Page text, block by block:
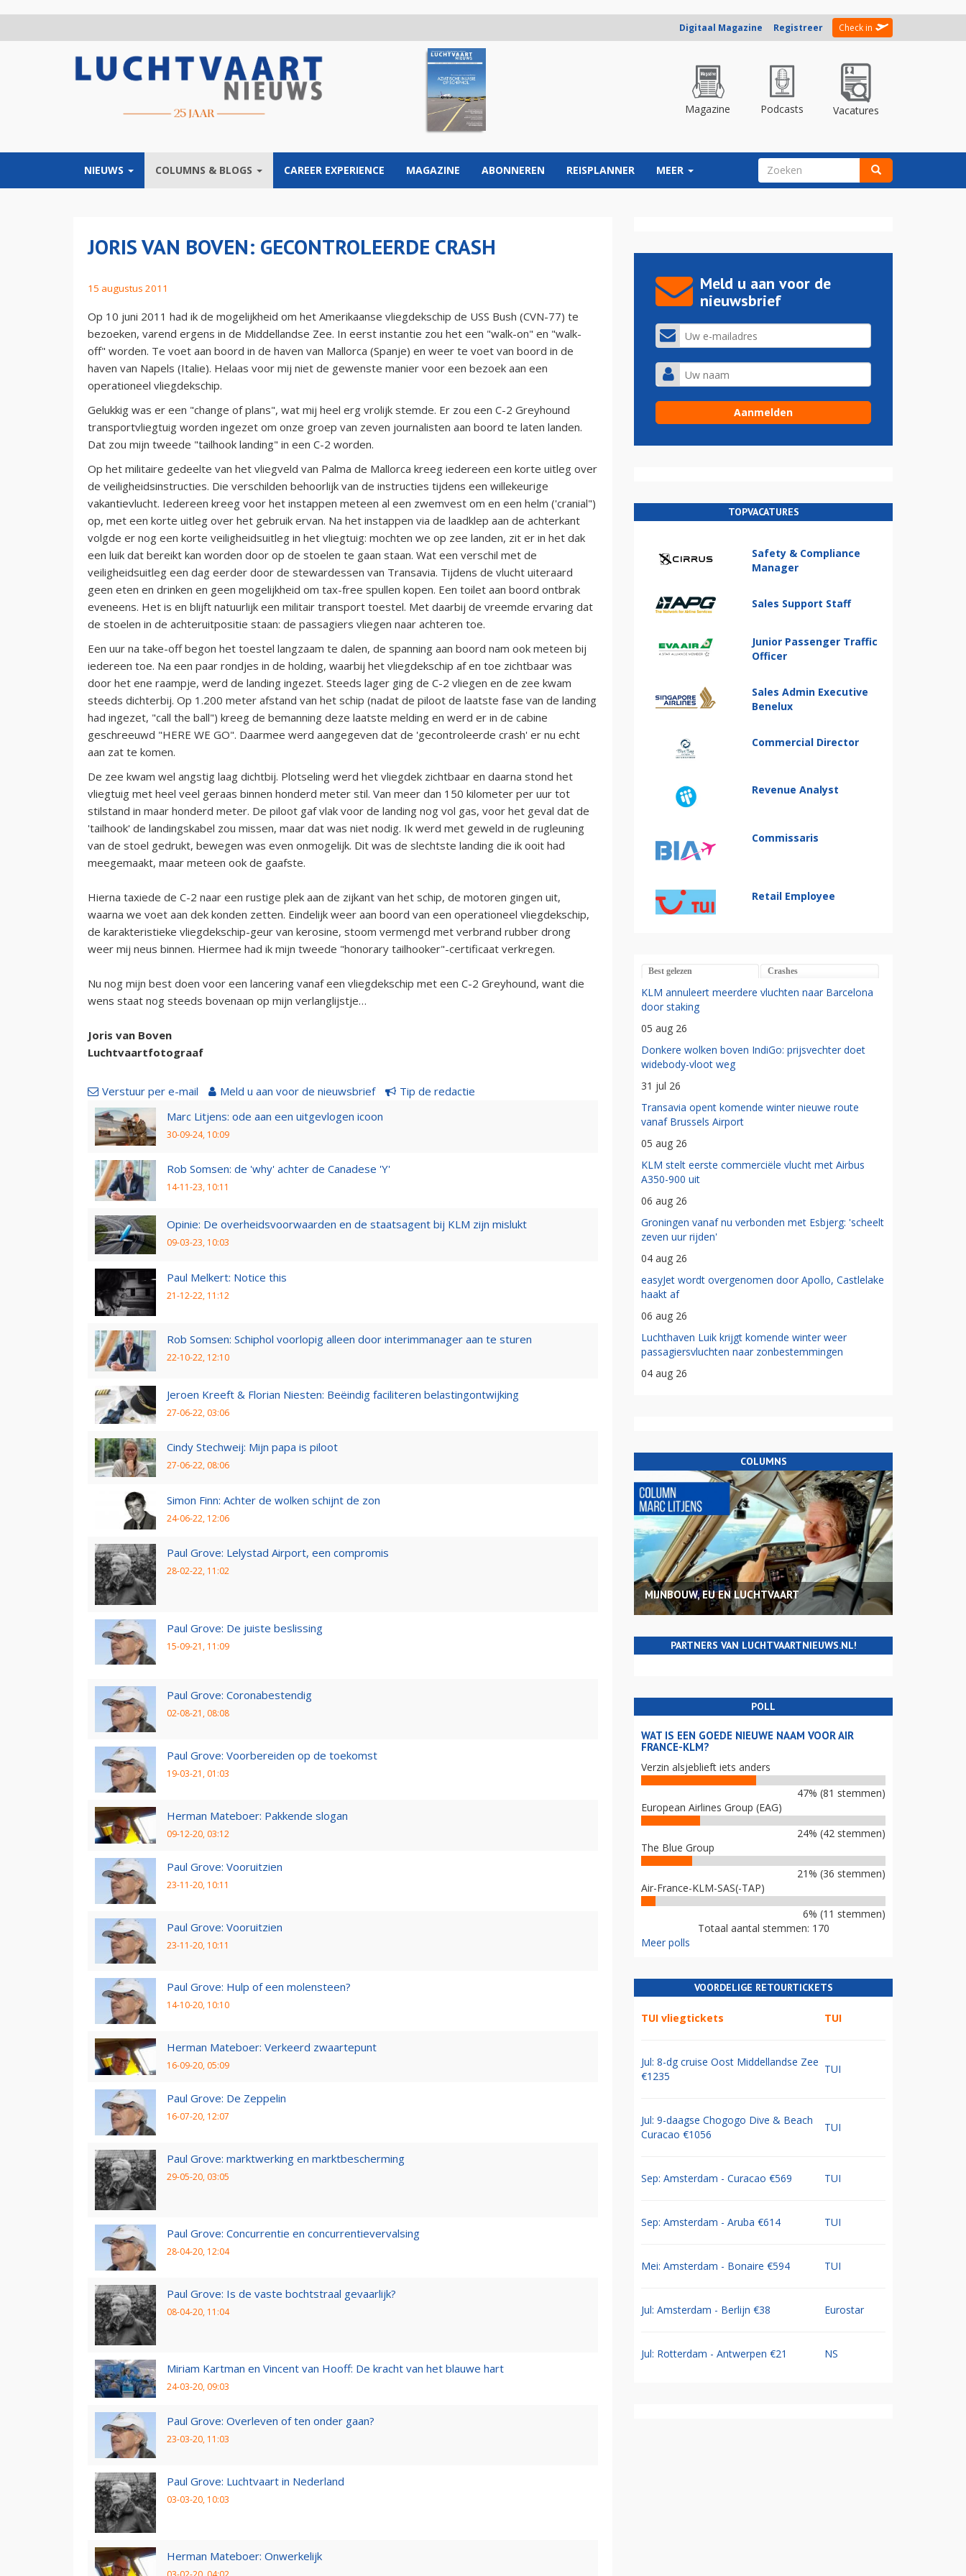
Digitaal Magazine Registreer Check in
Magazine Podcasts Vacatures
NIEUWS COLUMNS & BLOGS CAREER EXPERIENCE MAGAZINE ABONNEREN REISPLANNER MEER ZOEKVELD
JORIS VAN BOVEN: GECONTROLEERDE CRASH
15 augustus 2011
Op 10 juni 2011 had ik de mogelijkheid om het Amerikaanse vliegdekschip de USS Bush (CVN-77) te
bezoeken, varend ergens in de Middellandse Zee. In eerst instantie zou het een "walk-on" en "walk-
off" worden. Te voet aan boord in de haven van Mallorca (Spanje) en weer te voet van boord in de
haven van Napels (Italie). Helaas voor mij niet de gewenste manier voor een bezoek aan een
operationeel vliegdekschip.
Gelukkig was er een "change of plans", wat mij heel erg vrolijk stemde. Er zou een C-2 Greyhound
transportvliegtuig worden ingezet om onze groep van zeven journalisten aan boord te laten landen.
Dat zou mijn tweede "tailhook landing" in een C-2 worden.
Op het militaire gedeelte van het vliegveld van Palma de Mallorca kreeg iedereen een korte uitleg over
de veiligheidsinstructies. Die verschilden behoorlijk van de instructies tijdens een willekeurige
vakantievlucht. Iedereen kreeg voor het instappen meteen al een zwemvest om en een helm ('cranial")
op, met een korte uitleg over het gebruik ervan. Na het instappen via de laadklep aan de achterkant
volgde er nog een korte veiligheidsuitleg in het vliegtuig: mochten we op zee landen, zit er in het dak
een luik dat bereikt kan worden door op de stoelen te gaan staan. Wat een verschil met de
veiligheidsuitleg een dag eerder door de stewardessen van Transavia. Tijdens de vlucht uiteraard
geen eten en drinken en geen mogelijkheid om tax-free spullen kopen. Een toilet aan boord ontbrak
eveneens. Het is en blijft natuurlijk een militair transport toestel. Met daarbij de vreemde ervaring dat
de stoelen in de achteruitpositie staan: de passagiers vliegen naar achteren toe.
Een uur na take-off begon het toestel langzaam te dalen, de spanning aan boord nam ook meteen bij
iedereen toe. Na een paar rondjes in de holding, waarbij het vliegdekschip af en toe zichtbaar was
door het ene raampje, werd de landing ingezet. Steeds lager ging de C-2 vliegen en de zee kwam
steeds dichterbij. Op 1.200 meter afstand van het schip (nadat de piloot de laatste fase van de landing
had ingezet, "call the ball") kreeg de bemanning deze laatste melding en werd er in de cabine
geschreeuwd "HERE WE GO". Daarmee werd aangegeven dat de 'gecontroleerde crash' er nu echt
aan zat te komen.
De zee kwam wel angstig laag dichtbij. Plotseling werd het vliegdek zichtbaar en daarna stond het
vliegtuig met heel veel geraas binnen honderd meter stil. Van meer dan 150 kilometer per uur tot
stilstand in maar honderd meter. De piloot gaf vlak voor de landing nog vol gas, voor het geval dat de
'tailhook' de landingskabel zou missen, maar dat was niet nodig. Ik werd met geweld in de rugleuning
van de stoel gedrukt, bewegen was even onmogelijk. Dit was de slechtste landing die ik ooit had
meegemaakt, maar meteen ook de gaafste.
Hierna taxiede de C-2 naar een rustige plek aan de zijkant van het schip, de motoren gingen uit,
waarna we voet aan dek konden zetten. Eindelijk weer aan boord van een operationeel vliegdekschip,
de karakteristieke vliegdekschip-geur van kerosine, stoom vermengd met verbrand rubber drong
weer mij neus binnen. Hiermee had ik mijn tweede "honorary tailhooker"-certificaat verkregen.
Nu nog mijn best doen voor een lancering vanaf een vliegdekschip met een C-2 Greyhound, want die
wens staat nog steeds bovenaan op mijn verlanglijstje…
Joris van Boven
Luchtvaartfotograaf
Verstuur per e-mail Meld u aan voor de nieuwsbrief
Tip de redactie
Marc Litjens: ode aan een uitgevlogen icoon
30-09-24, 10:09
Rob Somsen: de 'why' achter de Canadese 'Y'
14-11-23, 10:11
Opinie: De overheidsvoorwaarden en de staatsagent bij KLM zijn mislukt
09-03-23, 10:03
Paul Melkert: Notice this
21-12-22, 11:12
Rob Somsen: Schiphol voorlopig alleen door interimmanager aan te sturen
22-10-22, 12:10
Jeroen Kreeft & Florian Niesten: Beëindig faciliteren belastingontwijking
27-06-22, 03:06
Cindy Stechweij: Mijn papa is piloot
27-06-22, 08:06
Simon Finn: Achter de wolken schijnt de zon
24-06-22, 12:06
Paul Grove: Lelystad Airport, een compromis
28-02-22, 11:02
Paul Grove: De juiste beslissing
15-09-21, 11:09
Paul Grove: Coronabestendig
02-08-21, 08:08
Paul Grove: Voorbereiden op de toekomst
19-03-21, 01:03
Herman Mateboer: Pakkende slogan
09-12-20, 03:12
Paul Grove: Vooruitzien
23-11-20, 10:11
Paul Grove: Vooruitzien
23-11-20, 10:11
Paul Grove: Hulp of een molensteen?
14-10-20, 10:10
Herman Mateboer: Verkeerd zwaartepunt
16-09-20, 05:09
Paul Grove: De Zeppelin
16-07-20, 12:07
Paul Grove: marktwerking en marktbescherming
29-05-20, 03:05
Paul Grove: Concurrentie en concurrentievervalsing
28-04-20, 12:04
Paul Grove: Is de vaste bochtstraal gevaarlijk?
08-04-20, 11:04
Miriam Kartman en Vincent van Hooff: De kracht van het blauwe hart
24-03-20, 09:03
Paul Grove: Overleven of ten onder gaan?
23-03-20, 11:03
Paul Grove: Luchtvaart in Nederland
03-03-20, 10:03
Herman Mateboer: Onwerkelijk
Meld u aan voor de
nieuwsbrief
TOPVACATURES
Safety & Compliance
Manager
Sales Support Staff
Junior Passenger Traffic
Officer
Sales Admin Executive
Benelux
Commercial Director
Revenue Analyst
Commissaris
Retail Employee
Best gelezen Crashes
KLM annuleert meerdere vluchten naar Barcelona
door staking
05 aug 26
Donkere wolken boven IndiGo: prijsvechter doet
widebody-vloot weg
31 jul 26
Transavia opent komende winter nieuwe route
vanaf Brussels Airport
05 aug 26
KLM stelt eerste commerciële vlucht met Airbus
A350-900 uit
06 aug 26
Groningen vanaf nu verbonden met Esbjerg: 'scheelt
zeven uur rijden'
04 aug 26
easyJet wordt overgenomen door Apollo, Castlelake
haakt af
06 aug 26
Luchthaven Luik krijgt komende winter weer
passagiersvluchten naar zonbestemmingen
04 aug 26
COLUMNS
MIJNBOUW, EU EN LUCHTVAART
PARTNERS VAN LUCHTVAARTNIEUWS.NL!
POLL
WAT IS EEN GOEDE NIEUWE NAAM VOOR AIR
FRANCE-KLM?
Verzin alsjeblieft iets anders
47% (81 stemmen)
European Airlines Group (EAG)
24% (42 stemmen)
The Blue Group
21% (36 stemmen)
Air-France-KLM-SAS(-TAP)
6% (11 stemmen)
Totaal aantal stemmen: 170
Meer polls
VOORDELIGE RETOURTICKETS
TUI vliegtickets TUI
Jul: 8-dg cruise Oost Middellandse Zee
€1235
TUI
Jul: 9-daagse Chogogo Dive & Beach
Curacao €1056
TUI
Sep: Amsterdam - Curacao €569 TUI
Sep: Amsterdam - Aruba €614 TUI
Mei: Amsterdam - Bonaire €594 TUI
Jul: Amsterdam - Berlijn €38 Eurostar
Jul: Rotterdam - Antwerpen €21 NS